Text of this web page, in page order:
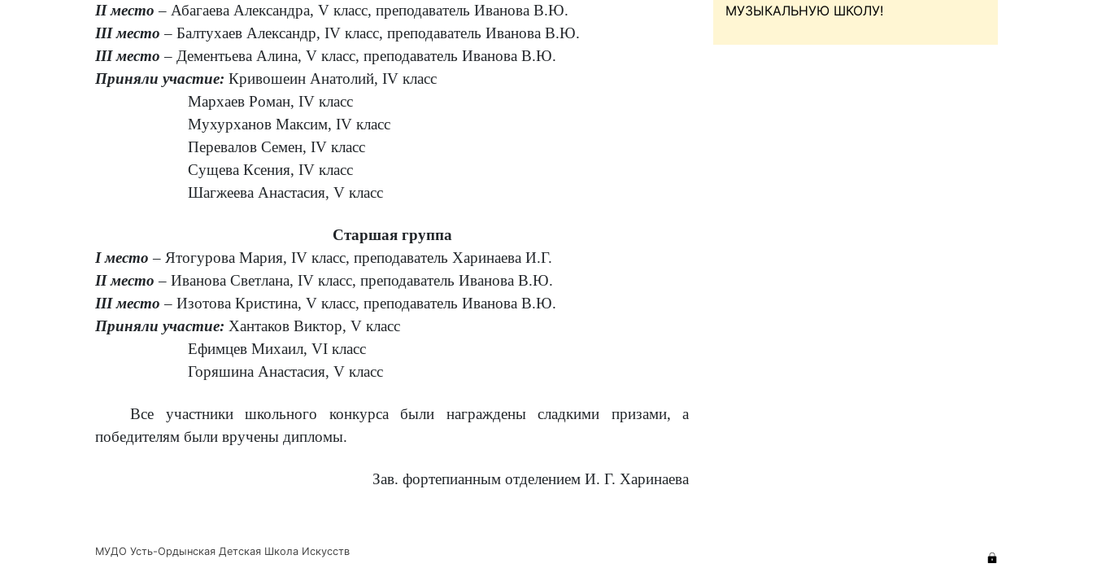
IIместо – Абагаева Александра, V класс, преподаватель Иванова В.Ю.
IIIместо – Балтухаев Александр, IV класс, преподаватель Иванова В.Ю.
IIIместо – Дементьева Алина, V класс, преподаватель Иванова В.Ю.
Приняли участие: Кривошеин Анатолий, IV класс
Мархаев Роман,IV класс
Мухурханов Максим,IV класс
Перевалов Семен,IV класс
Сущева Ксения,IV класс
Шагжеева Анастасия,V класс
Старшая группа
Iместо – Ятогурова Мария, IV класс, преподаватель Харинаева И.Г.
IIместо – Иванова Светлана, IV класс, преподаватель Иванова В.Ю.
IIIместо – Изотова Кристина, V класс, преподаватель Иванова В.Ю.
Приняли участие: Хантаков Виктор, V класс
Ефимцев Михаил,VI класс
Горяшина Анастасия,V класс
Все участники школьного конкурса были награждены сладкими призами, а
победителям были вручены дипломы.
Зав. фортепианным отделением И. Г. Харинаева
МУЗЫКАЛЬНУЮ ШКОЛУ!
МУДО Усть-Ордынская Детская Школа Искусств